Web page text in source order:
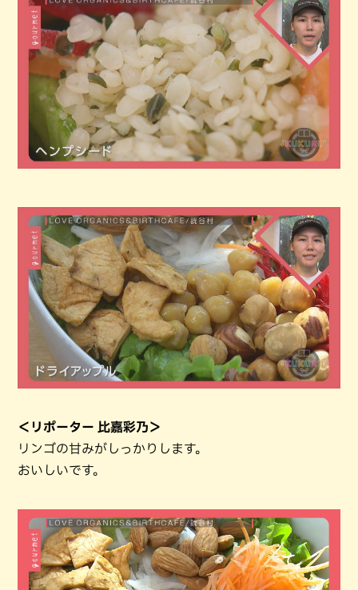
＜リポーター 比嘉彩乃＞
リンゴの甘みがしっかりします。
おいしいです。